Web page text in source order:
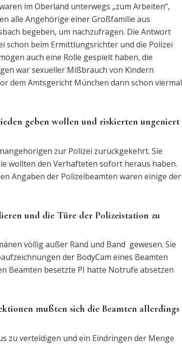
im Oberland unterwegs „zum Arbeiten“,
alle Angehörige einer Großfamilie aus
begeben, um nachzufragen. Die Antwort
schon beim Ermittlungsrichter und die Polizei
auch eine Rolle gespielt haben, die
war sexueller Mißbrauch von Kindern
dem Amtsgericht München dann schon viermal
geben wollen und riskierten ungeniert
zur Polizei zurückgekehrt. Sie
wollten den Verhafteten sofort heraus haben.
Angaben der Polizeibeamten waren einige der
und die Türe der Polizeistation zu
völlig außer Rand und Band gewesen. Sie
der BodyCam eines Beamten
Beamten besetzte PI hatte Notrufe absetzen
mußten sich die Beamten allerdings
zu verteidigen und ein Eindringen der Menge